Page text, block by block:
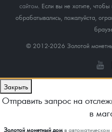
сайтом. Если вы не хотите,
обрабатывались, пожалуйста,
© 2012-2026 Золотой
Закрыть
Отправить запрос на
в
Золотой монетный домв автоматическом